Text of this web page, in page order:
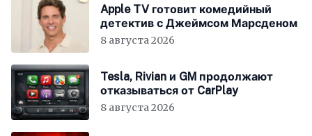
Apple TV готовит комедийный
детектив с Джеймсом Марсденом
8 августа 2026
Tesla, Rivian и GM продолжают
отказываться от CarPlay
8 августа 2026